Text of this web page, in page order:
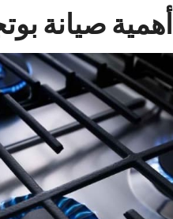
أهمية صيانة